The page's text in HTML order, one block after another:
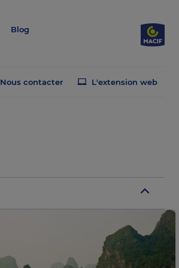
Blog
Nous contacter L'extension web
B